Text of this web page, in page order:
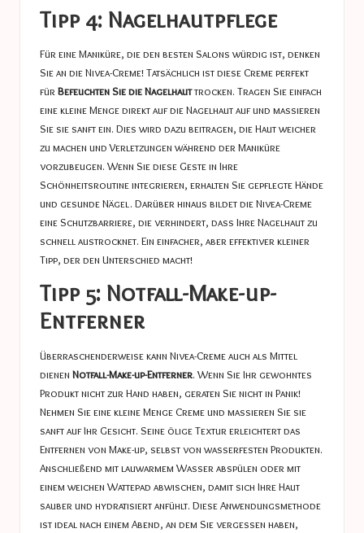
Tipp 4: Nagelhautpflege
Für eine Maniküre, die den besten Salons würdig ist, denken
Sie an die Nivea-Creme! Tatsächlich ist diese Creme perfekt
fürBefeuchten Sie die Nagelhauttrocken. Tragen Sie einfach
eine kleine Menge direkt auf die Nagelhaut auf und massieren
Sie sie sanft ein. Dies wird dazu beitragen, die Haut weicher
zu machen und Verletzungen während der Maniküre
vorzubeugen. Wenn Sie diese Geste in Ihre
Schönheitsroutine integrieren, erhalten Sie gepflegte Hände
und gesunde Nägel. Darüber hinaus bildet die Nivea-Creme
eine Schutzbarriere, die verhindert, dass Ihre Nagelhaut zu
schnell austrocknet. Ein einfacher, aber effektiver kleiner
Tipp, der den Unterschied macht!
Tipp 5: Notfall-Make-up-
Entferner
Überraschenderweise kann Nivea-Creme auch als Mittel
dienen Notfall-Make-up-Entferner. Wenn Sie Ihr gewohntes
Produkt nicht zur Hand haben, geraten Sie nicht in Panik!
Nehmen Sie eine kleine Menge Creme und massieren Sie sie
sanft auf Ihr Gesicht. Seine ölige Textur erleichtert das
Entfernen von Make-up, selbst von wasserfesten Produkten.
Anschließend mit lauwarmem Wasser abspülen oder mit
einem weichen Wattepad abwischen, damit sich Ihre Haut
sauber und hydratisiert anfühlt. Diese Anwendungsmethode
ist ideal nach einem Abend, an dem Sie vergessen haben,